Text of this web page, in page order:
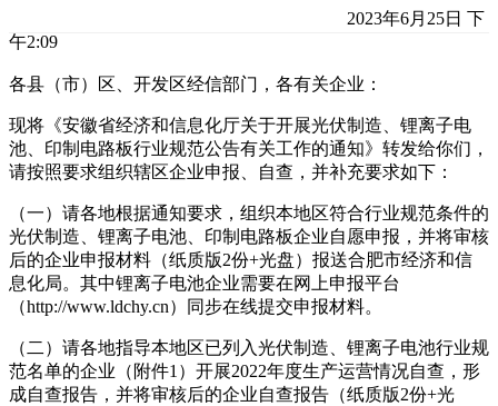
2023年6月25日 下
午2:09
各县（市）区、开发区经信部门，各有关企业：
现将《安徽省经济和信息化厅关于开展光伏制造、锂离子电
池、印制电路板行业规范公告有关工作的通知》转发给你们，
请按照要求组织辖区企业申报、自查，并补充要求如下：
（一）请各地根据通知要求，组织本地区符合行业规范条件的
光伏制造、锂离子电池、印制电路板企业自愿申报，并将审核
后的企业申报材料（纸质版2份+光盘）报送合肥市经济和信
息化局。其中锂离子电池企业需要在网上申报平台
（http://www.ldchy.cn）同步在线提交申报材料。
（二）请各地指导本地区已列入光伏制造、锂离子电池行业规
范名单的企业（附件1）开展2022年度生产运营情况自查，形
成自查报告，并将审核后的企业自查报告（纸质版2份+光